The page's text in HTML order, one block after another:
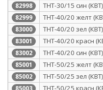
82998 ТНТ-30/15 син (КВТ)
82999 ТНТ-40/20 желт
83000 ТНТ-40/20 зел (КВТ)
83001 ТНТ-40/20 красн
83002 ТНТ-40/20 син (КВТ)
85001 ТНТ-50/25 желт
85002 ТНТ-50/25 зел (КВТ)
ТНТ-50/25 красн